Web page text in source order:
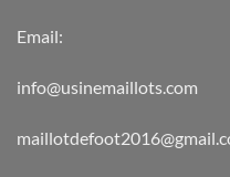
Email:
info@usinemaillots.com